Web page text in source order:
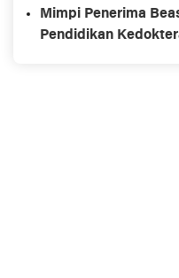
Mimpi Penerima
Pendidikan